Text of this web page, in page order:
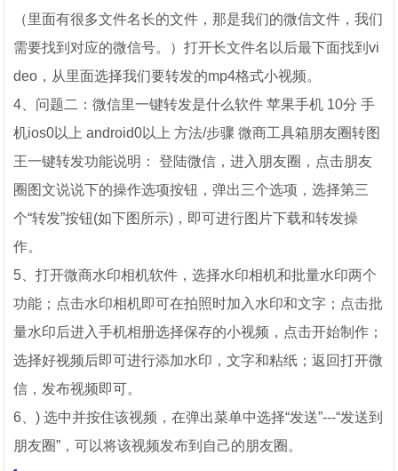
（里面有很多文件名长的文件，那是我们的微信文件，我们
需要找到对应的微信号。）打开长文件名以后最下面找到vi
deo，从里面选择我们要转发的mp4格式小视频。
4、问题二：微信里一键转发是什么软件 苹果手机 10分 手
机ios0以上 android0以上 方法/步骤 微商工具箱朋友圈转图
王一键转发功能说明： 登陆微信，进入朋友圈，点击朋友
圈图文说说下的操作选项按钮，弹出三个选项，选择第三
个“转发”按钮(如下图所示)，即可进行图片下载和转发操
作。
5、打开微商水印相机软件，选择水印相机和批量水印两个
功能；点击水印相机即可在拍照时加入水印和文字；点击批
量水印后进入手机相册选择保存的小视频，点击开始制作；
选择好视频后即可进行添加水印，文字和粘纸；返回打开微
信，发布视频即可。
6、) 选中并按住该视频，在弹出菜单中选择“发送”---“发送到
朋友圈”，可以将该视频发布到自己的朋友圈。